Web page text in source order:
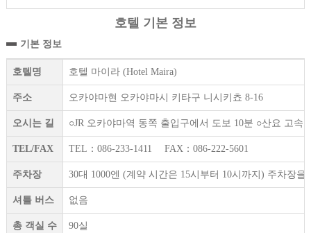
호텔 기본 정보
기본 정보
호텔명 호텔 마이라 (Hotel Maira)
주소 오카야마현 오카야마시 키타구 니시키쵸 8-16
오시는 길 ○JR 오카야마역 동쪽 출입구에서 도보 10분 ○산요 고
TEL/FAX TEL：086-233-1411 FAX：086-222-5601
주차장 30대 1000엔 (계약 시간은 15시부터 10시까지) 주차장
셔틀 버스 없음
총 객실 수 90실